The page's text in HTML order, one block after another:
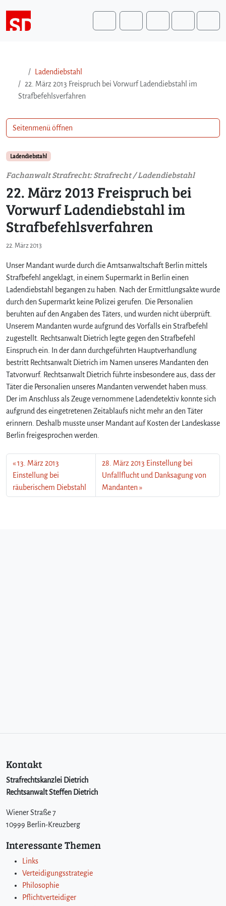
Search
Ladendiebstahl
22. März 2013 Freispruch bei Vorwurf Ladendiebstahl im
Strafbefehlsverfahren
Ladendiebstahl
Fachanwalt Strafrecht: Strafrecht / Ladendiebstahl
22. März 2013 Freispruch bei
Vorwurf Ladendiebstahl im
Strafbefehlsverfahren
22. März 2013
Unser Mandant wurde durch die Amtsanwaltschaft Berlin mittels
Strafbefehl angeklagt, in einem Supermarkt in Berlin einen
Ladendiebstahl begangen zu haben. Nach der Ermittlungsakte wurde
durch den Supermarkt keine Polizei gerufen. Die Personalien
beruhten auf den Angaben des Täters, und wurden nicht überprüft.
Unserem Mandanten wurde aufgrund des Vorfalls ein Strafbefehl
zugestellt. Rechtsanwalt Dietrich legte gegen den Strafbefehl
Einspruch ein. In der dann durchgeführten Hauptverhandlung
bestritt Rechtsanwalt Dietrich im Namen unseres Mandanten den
Tatvorwurf. Rechtsanwalt Dietrich führte insbesondere aus, dass der
Täter die Personalien unseres Mandanten verwendet haben muss.
Der im Anschluss als Zeuge vernommene Ladendetektiv konnte sich
aufgrund des eingetretenen Zeitablaufs nicht mehr an den Täter
erinnern. Deshalb musste unser Mandant auf Kosten der Landeskasse
Berlin freigesprochen werden.
13. März 2013
Einstellung bei
räuberischem Diebstahl
28. März 2013 Einstellung bei
Unfallflucht und Danksagung von
Mandanten
Seitenmenü öffnen
Kontakt
Strafrechtskanzlei Dietrich
Rechtsanwalt Steffen Dietrich
Wiener Straße 7
10999 Berlin-Kreuzberg
Interessante Themen
Links
Verteidigungsstrategie
Philosophie
Pflichtverteidiger